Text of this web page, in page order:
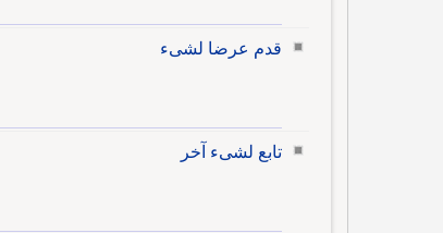
قدم عرضا لشىء
تابع لشىء آخر